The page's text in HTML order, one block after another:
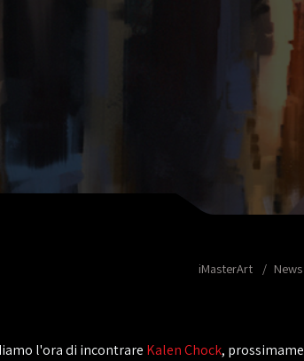
iMasterArt News
l'ora di incontrare Kalen Chock,